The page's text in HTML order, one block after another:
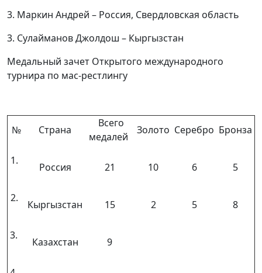
3. Маркин Андрей – Россия, Свердловская область
3. Сулайманов Джолдош – Кыргызстан
Медальный зачет Открытого международного
турнира по мас-рестлингу
№ Страна
Всего
медалей
Золото Серебро Бронза
1.
Россия 21 10 6 5
2.
Кыргызстан 15 2 5 8
3.
Казахстан 9